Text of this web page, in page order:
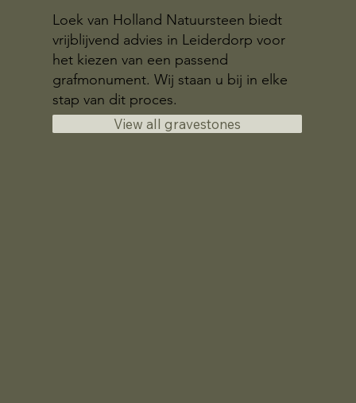
Loek van Holland Natuursteen biedt
vrijblijvend advies in Leiderdorp voor
het kiezen van een passend
grafmonument. Wij staan u bij in elke
stap van dit proces.
View all gravestones